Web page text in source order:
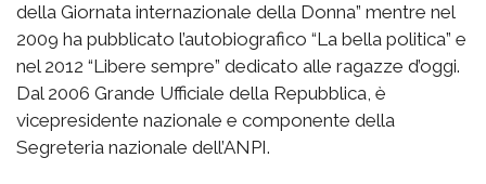
della Giornata internazionale della Donna” mentre nel
2009 ha pubblicato l’autobiografico “La bella politica” e
nel 2012 “Libere sempre” dedicato alle ragazze d’oggi.
Dal 2006 Grande Ufficiale della Repubblica, è
vicepresidente nazionale e componente della
Segreteria nazionale dell’ANPI.